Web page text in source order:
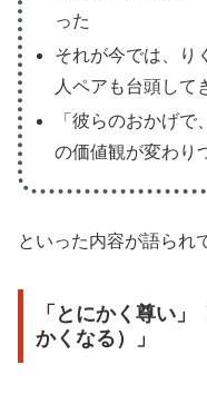
った
それが今では、り
人ペアも台頭して
「彼らのおかげ
の価値観が変わり
といった内容が語られ
「とにかく尊い
かくなる）」